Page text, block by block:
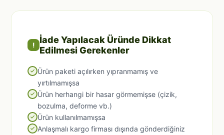
!
İade Yapılacak Üründe Dikkat
Edilmesi Gerekenler
Ürün paketi açılırken yıpranmamış ve
yırtılmamışsa
Ürün herhangi bir hasar görmemişse (çizik,
bozulma, deforme vb.)
Ürün kullanılmamışsa
Anlaşmalı kargo firması dışında gönderdiğiniz